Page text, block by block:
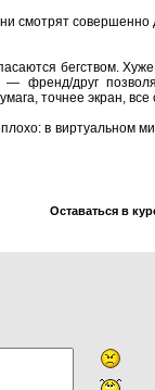
смотрят совершенно
бегством. Хуже
френд/друг
точнее экран, все
в виртуальном
Оставаться в